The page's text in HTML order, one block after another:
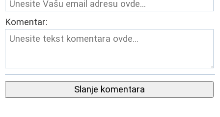
Komentar:
Slanje komentara